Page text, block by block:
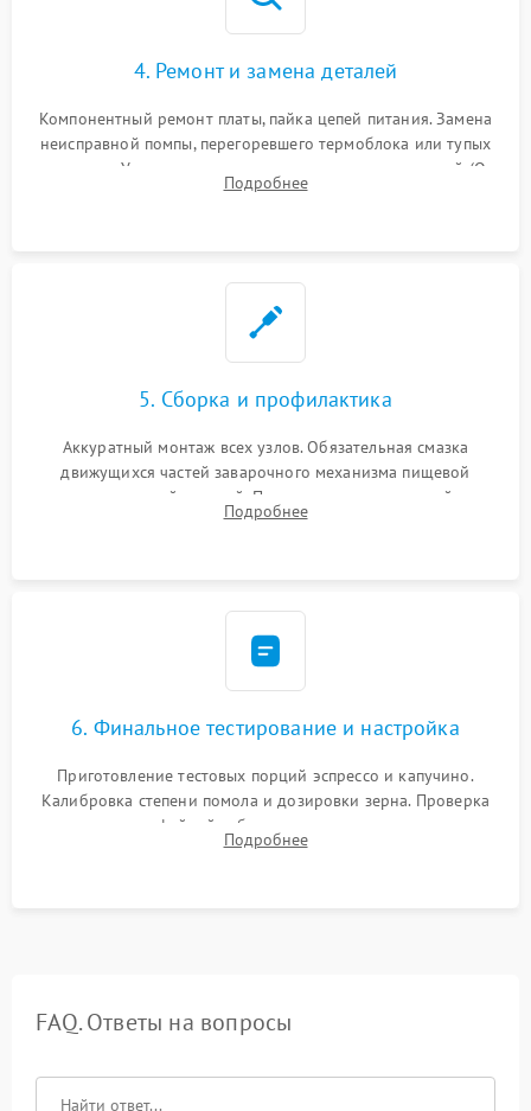
4. Ремонт и замена деталей
Компонентный ремонт платы, пайка цепей питания. Замена
неисправной помпы, перегоревшего термоблока или тупых
жерновов. Установка новых силиконовых уплотнителей (O-
ring) и тефлоновых трубок для надежного устранения
Подробнее
5. Сборка и профилактика
Аккуратный монтаж всех узлов. Обязательная смазка
движущихся частей заварочного механизма пищевой
силиконовой смазкой. Проведение программной
декальцинации и очистки системы от кофейных масел.
Подробнее
6. Финальное тестирование и настройка
Приготовление тестовых порций эспрессо и капучино.
Калибровка степени помола и дозировки зерна. Проверка
плотности кофейной таблетки, температуры напитка и
качества молочной пены. Контроль отсутствия посторонних
Подробнее
FAQ. Ответы на вопросы